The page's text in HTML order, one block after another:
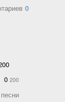
0
0 200